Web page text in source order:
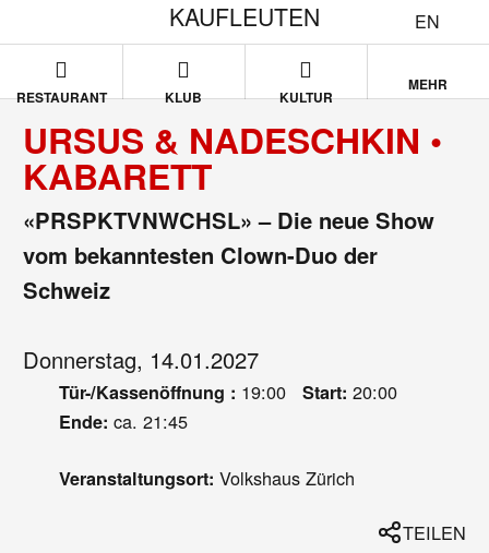
EN
KAUFLEUTEN
RESTAURANT KLUB KULTUR
MEHR
URSUS & NADESCHKIN •
KABARETT
«PRSPKTVNWCHSL» – Die neue Show
vom bekanntesten Clown-Duo der
Schweiz
Donnerstag, 14.01.2027
Tür-/Kassenöffnung : 19:00 Start: 20:00
Ende: ca. 21:45
Veranstaltungsort: Volkshaus Zürich
TEILEN